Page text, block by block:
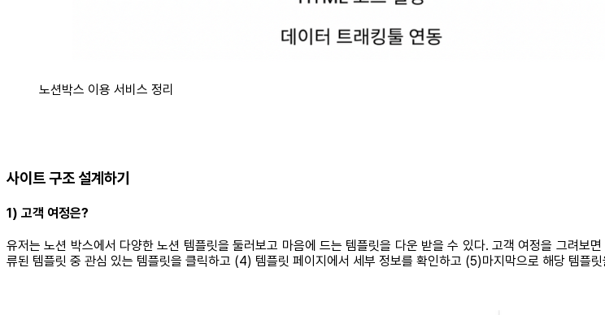
노션박스 이용 서비스 정리
사이트 구조 설계하기
1) 고객 여정은?
유저는 노션 박스에서 다양한 노션 템플릿을 둘러보고 마음에 드는 템플릿을 다운 받을 수 있다. 고객 여정을 그려
류된 템플릿 중 관심 있는 템플릿을 클릭하고 (4) 템플릿 페이지에서 세부 정보를 확인하고 (5)마지막으로 해당 템플